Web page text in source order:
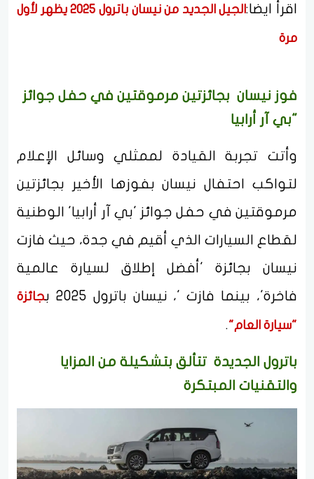
اقرأ ايضا: الجيل الجديد من نيسان باترول 2025 يظهر لأول
مرة
فوز نيسان بجائزتين مرموقتين في حفل جوائز
"بي آر أرابيا
وأتت تجربة القيادة لممثلي وسائل الإعلام
لتواكب احتفال نيسان بفوزها الأخير بجائزتين
مرموقتين في حفل جوائز 'بي آر أرابيا' الوطنية
لقطاع السيارات الذي أقيم في جدة، حيث فازت
نيسان بجائزة 'أفضل إطلاق لسيارة عالمية
فاخرة'، بينما فازت '، نيسان باترول 2025 ب
جائزة
"سيارة العام".
باترول الجديدة تتألق بتشكيلة من المزايا
والتقنيات المبتكرة